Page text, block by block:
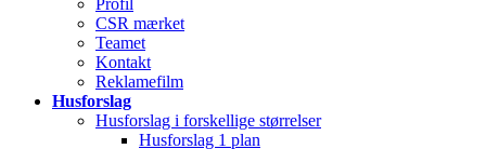
Profil
CSR mærket
Teamet
Kontakt
Reklamefilm
Husforslag
Husforslag i forskellige størrelser
Husforslag 1 plan